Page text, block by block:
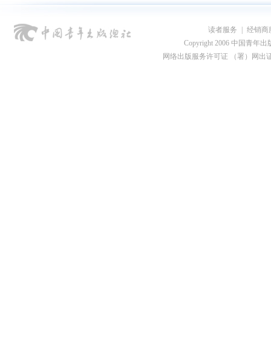
读者服务
经销商
Copyright 2006 中国青年出
网络出版服务许可证 （署）网出